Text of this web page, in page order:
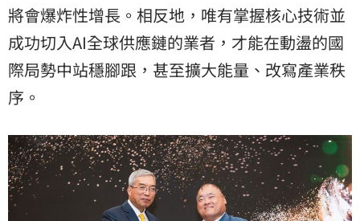
將會爆炸性增長。相反地，唯有掌握核心技術並
成功切入AI全球供應鏈的業者，才能在動盪的國
際局勢中站穩腳跟，甚至擴大能量、改寫產業秩
序。